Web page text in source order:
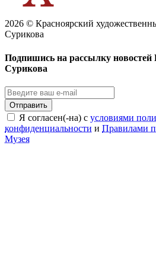
2026 © Красноярский
Сурикова
Подпишись на рассылку
Сурикова
Отправить
Я согласен(-на) с условиями
конфиденциальности и Правилами
Музея